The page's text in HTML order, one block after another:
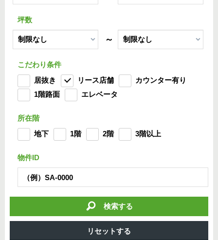
坪数
～
こだわり条件
居抜き
リース店舗
カウンター有り
1階路面
エレベータ
所在階
地下
1階 2階 3階以上
物件ID
検索する